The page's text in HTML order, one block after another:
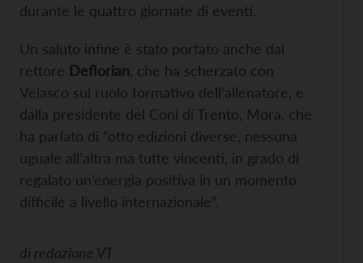
durante le quattro giornate di eventi.
Un saluto infine è stato portato anche dal
rettore Deflorian , che ha scherzato con
Velasco sul ruolo formativo dell’allenatore, e
dalla presidente del Coni di Trento, Mora, che
ha parlato di “otto edizioni diverse, nessuna
uguale all’altra ma tutte vincenti, in grado di
regalato un’energia positiva in un momento
difficile a livello internazionale”.
di redazione VT